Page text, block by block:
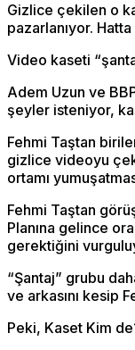
Gizlice çekilen o
pazarlanıyor.
Video kaseti
Adem Uzun ve
şeyler isteniyor,
Fehmi Taştan
gizlice videoyu
ortamı
Fehmi Taştan
Planına gelince
gerektiğini
“Şantaj” grubu
ve arkasını kesip
Peki, Kaset Kim